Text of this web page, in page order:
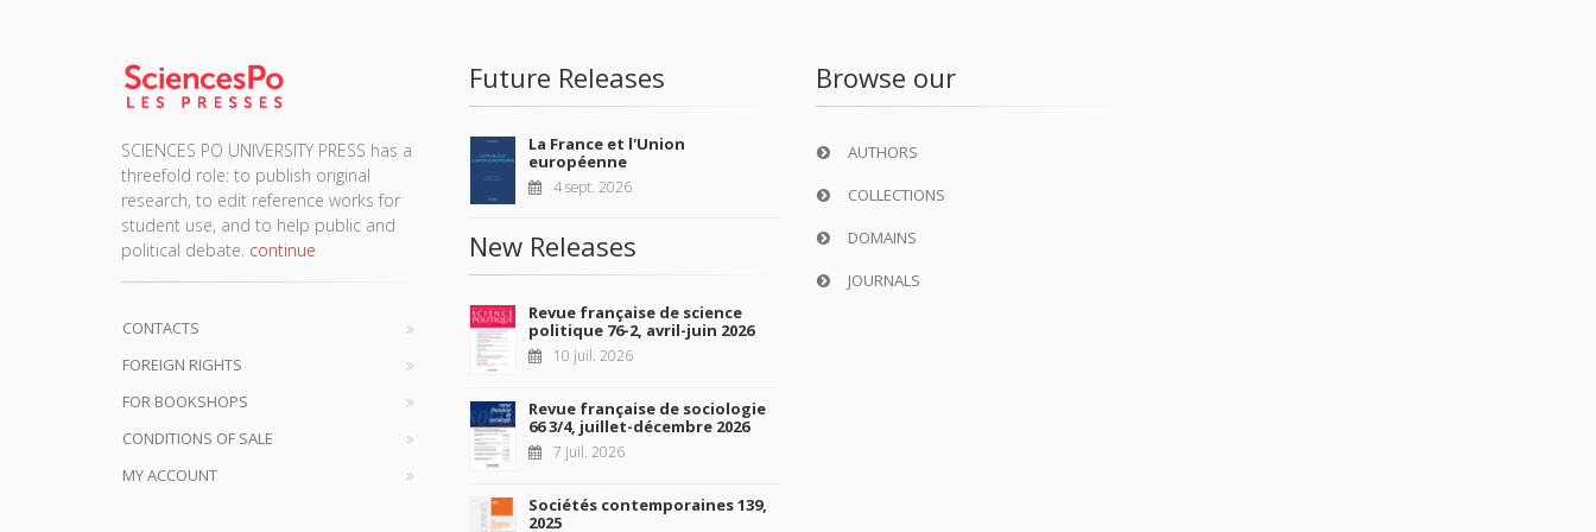
SCIENCES PO UNIVERSITY PRESS has a
threefold role: to publish original
research, to edit reference works for
student use, and to help public and
political debate. continue
CONTACTS
FOREIGN RIGHTS
FOR BOOKSHOPS
CONDITIONS OF SALE
MY ACCOUNT
Future Releases
La France et l'Union
européenne
4 sept. 2026
New Releases
Revue française de science
politique 76-2, avril-juin 2026
10 juil. 2026
Revue française de sociologie
66 3/4, juillet-décembre 2026
7 juil. 2026
Sociétés contemporaines 139,
2025
Browse our
AUTHORS
COLLECTIONS
DOMAINS
JOURNALS